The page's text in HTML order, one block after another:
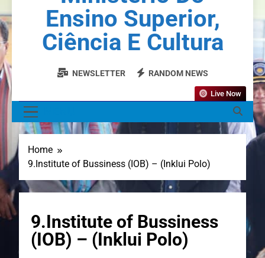
Ensino Superior,
Ciência E Cultura
NEWSLETTER RANDOM NEWS
Live Now
Home
9.Institute of Bussiness (IOB) – (Inklui Polo)
9.Institute of Bussiness
(IOB) – (Inklui Polo)